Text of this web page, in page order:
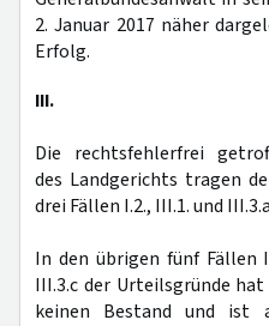
2. Januar 2017 näher
Erfolg.
III.
Die rechtsfehlerfrei
des Landgerichts tragen
drei Fällen I.2., III.1. und
In den übrigen fünf Fällen
III.3.c der Urteilsgründe
keinen Bestand und ist